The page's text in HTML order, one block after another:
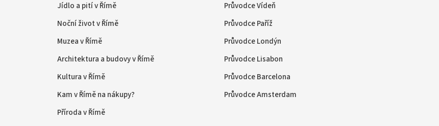
Jídlo a pití v Římě
Noční život v Římě
Muzea v Římě
Architektura a budovy v Římě
Kultura v Římě
Kam v Římě na nákupy?
Příroda v Římě
Průvodce Vídeň
Průvodce Paříž
Průvodce Londýn
Průvodce Lisabon
Průvodce Barcelona
Průvodce Amsterdam